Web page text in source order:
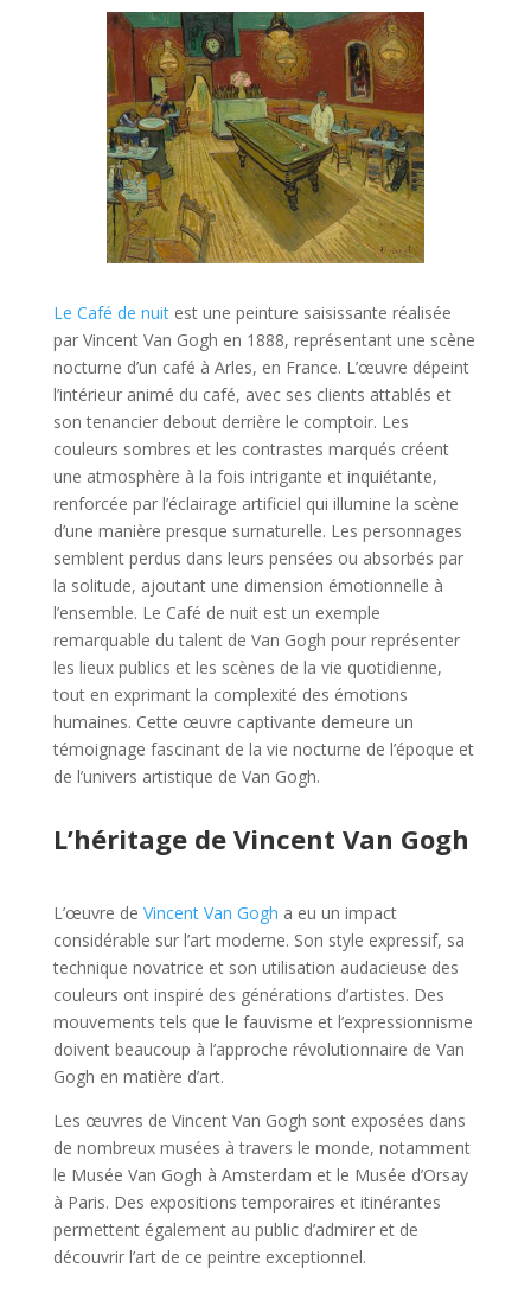
Le Café de nuitest une peinture saisissante réalisée
par Vincent Van Gogh en 1888, représentant une scène
nocturne d’un café à Arles, en France. L’œuvre dépeint
l’intérieur animé du café, avec ses clients attablés et
son tenancier debout derrière le comptoir. Les
couleurs sombres et les contrastes marqués créent
une atmosphère à la fois intrigante et inquiétante,
renforcée par l’éclairage artificiel qui illumine la scène
d’une manière presque surnaturelle. Les personnages
semblent perdus dans leurs pensées ou absorbés par
la solitude, ajoutant une dimension émotionnelle à
l’ensemble. Le Café de nuit est un exemple
remarquable du talent de Van Gogh pour représenter
les lieux publics et les scènes de la vie quotidienne,
tout en exprimant la complexité des émotions
humaines. Cette œuvre captivante demeure un
témoignage fascinant de la vie nocturne de l’époque et
de l’univers artistique de Van Gogh.
L’héritage de Vincent Van Gogh
L’œuvre de Vincent Van Gogh a eu un impact
considérable sur l’art moderne. Son style expressif, sa
technique novatrice et son utilisation audacieuse des
couleurs ont inspiré des générations d’artistes. Des
mouvements tels que le fauvisme et l’expressionnisme
doivent beaucoup à l’approche révolutionnaire de Van
Gogh en matière d’art.
Les œuvres de Vincent Van Gogh sont exposées dans
de nombreux musées à travers le monde, notamment
le Musée Van Gogh à Amsterdam et le Musée d’Orsay
à Paris. Des expositions temporaires et itinérantes
permettent également au public d’admirer et de
découvrir l’art de ce peintre exceptionnel.